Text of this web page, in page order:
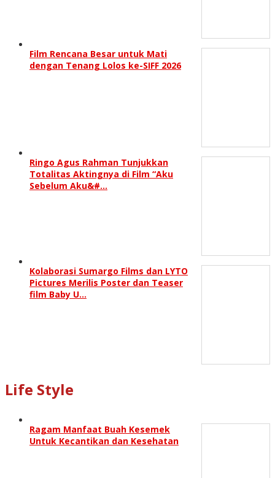
Film Rencana Besar untuk Mati
dengan Tenang Lolos ke-SIFF 2026
Ringo Agus Rahman Tunjukkan
Totalitas Aktingnya di Film “Aku
Sebelum Aku&#…
Kolaborasi Sumargo Films dan LYTO
Pictures Merilis Poster dan Teaser
film Baby U…
Life Style
Ragam Manfaat Buah Kesemek
Untuk Kecantikan dan Kesehatan